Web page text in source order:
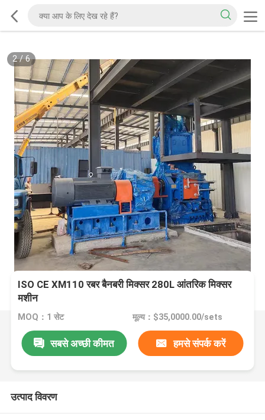
2/6
ISO CE XM110 रबर बैनबरी मिक्सर 280L आंतरिक मिक्सर
मशीन
MOQ：1 सेट मूल्य：$35,0000.00/sets
सबसे अच्छी कीमत हमसे संपर्क करें
उत्पाद विवरण